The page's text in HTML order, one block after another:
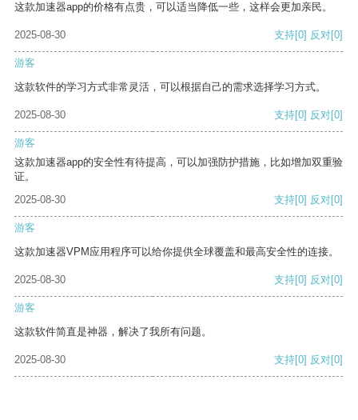
这款加速器app的价格有点贵，可以适当降低一些，这样会更加亲民。
2025-08-30 支持[0] 反对[0]
游客
这款软件的学习方式非常灵活，可以根据自己的需求选择学习方式。
2025-08-30 支持[0] 反对[0]
游客
这款加速器app的安全性有待提高，可以加强防护措施，比如增加双重验
证。
2025-08-30
支持[0] 反对[0]
游客
这款加速器VPM应用程序可以给你提供全球覆盖和最高安全性的连接。
2025-08-30 支持[0] 反对[0]
游客
这款软件简直是神器，解决了我所有问题。
2025-08-30 支持[0] 反对[0]